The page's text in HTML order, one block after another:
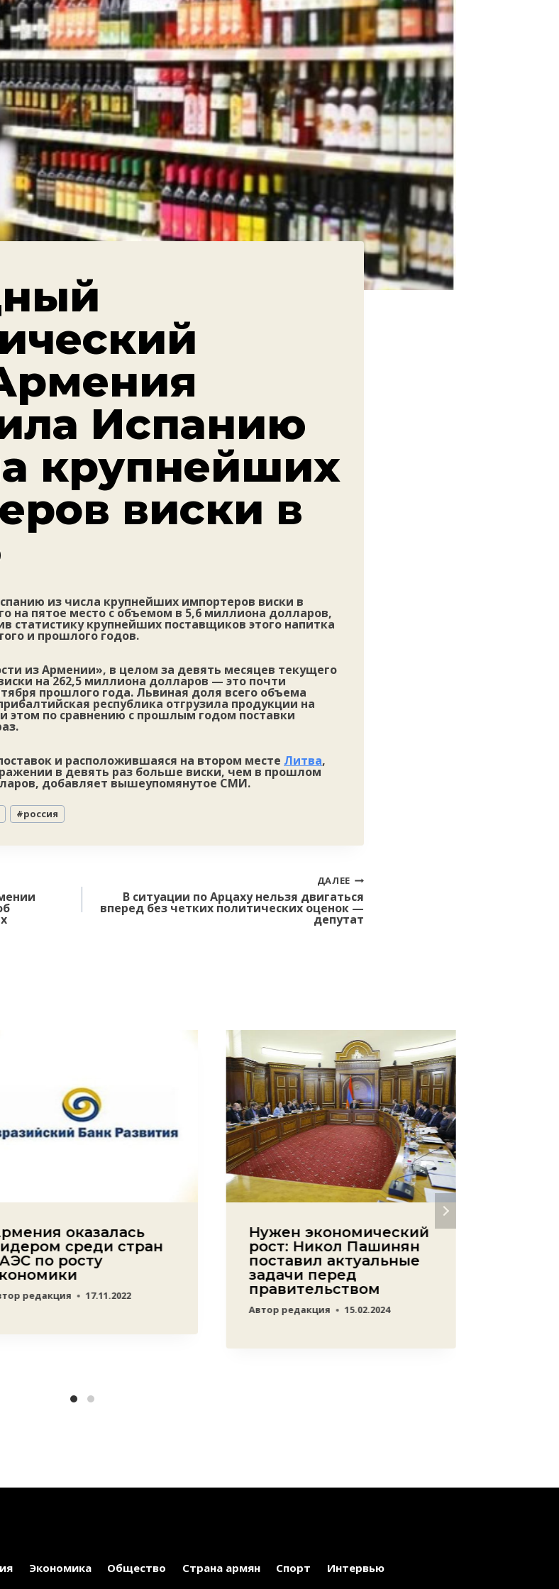
Испанию
крупнейших
виски в
из числа крупнейших импортеров виски в
на пятое место с объемом в 5,6 миллиона долларов,
статистику крупнейших поставщиков этого напитка
и прошлого годов.
из Армении», в целом за девять месяцев текущего
на 262,5 миллиона долларов — это почти
прошлого года. Львиная доля всего объема
республика отгрузила продукции на
этом по сравнению с прошлым годом поставки
и расположившаяся на втором месте Литва,
в девять раз больше виски, чем в прошлом
добавляет вышеупомянутое СМИ.
#россия
ДАЛЕЕ
В ситуации по Арцаху нельзя двигаться
вперед без четких политических оценок —
депутат
оказалась
среди стран
по росту
редакция 17.11.2022
Нужен экономический
рост: Никол Пашинян
поставил актуальные
задачи перед
правительством
Автор редакция 15.02.2024
Экономика Общество Страна армян Спорт Интервью